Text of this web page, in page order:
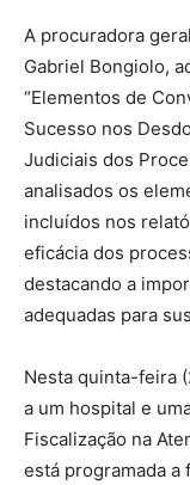
A procuradora
Gabriel Bongiolo,
“Elementos de
Sucesso nos
Judiciais dos
analisados os
incluídos nos
eficácia dos
destacando a
adequadas para
Nesta quinta-feira
a um hospital e
Fiscalização na
está programada a